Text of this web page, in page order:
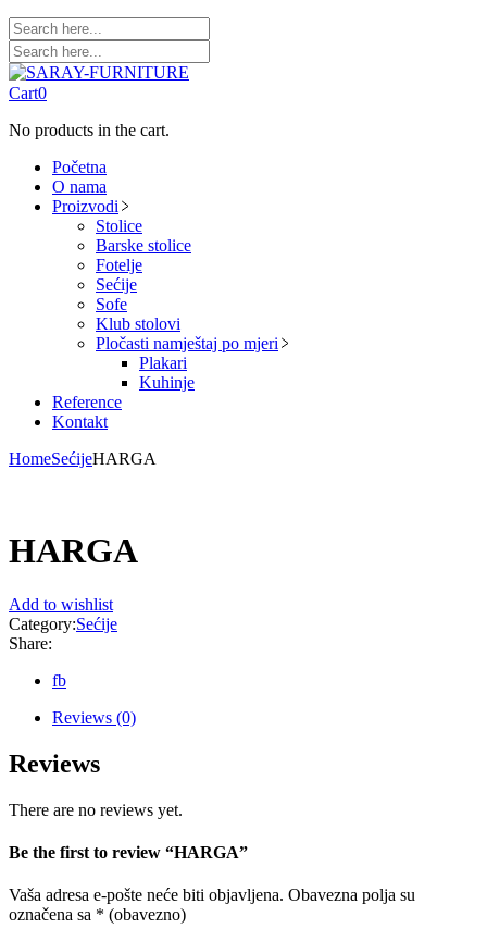
Cart0
No products in the cart.
Početna
O nama
Proizvodi
Stolice
Barske stolice
Fotelje
Sećije
Sofe
Klub stolovi
Pločasti namještaj po mjeri
Plakari
Kuhinje
Reference
Kontakt
HomeSećijeHARGA
HARGA
Add to wishlist
Category:Sećije
Share:
fb
Reviews (0)
Reviews
There are no reviews yet.
Be the first to review “HARGA”
Vaša adresa e-pošte neće biti objavljena. Obavezna polja su
označena sa * (obavezno)